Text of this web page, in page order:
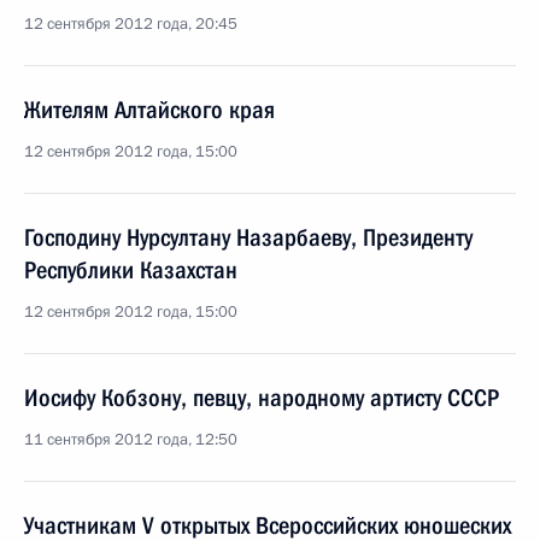
12 сентября 2012 года, 20:45
Жителям Алтайского края
12 сентября 2012 года, 15:00
Господину Нурсултану Назарбаеву, Президенту
Республики Казахстан
12 сентября 2012 года, 15:00
Иосифу Кобзону, певцу, народному артисту СССР
11 сентября 2012 года, 12:50
Участникам V открытых Всероссийских юношеских